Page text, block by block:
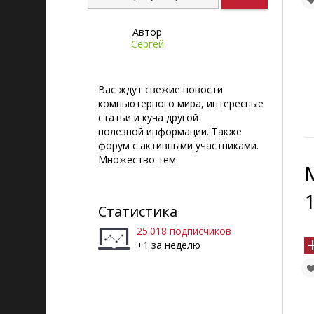
Автор
Сергей
Вас ждут свежие новости
компьютерного мира, интересные
статьи и куча другой
полезной информации. Также
форум с активными участниками.
Множество тем.
Статистика
25.018 подписчиков
+1 за неделю